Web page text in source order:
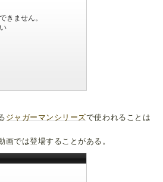
ジャガーマンシリーズで使われることは
画では登場することがある。